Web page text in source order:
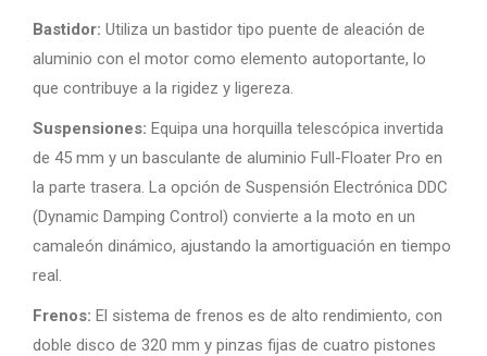
Bastidor: Utiliza un bastidor tipo puente de aleación de
aluminio con el motor como elemento autoportante, lo
que contribuye a la rigidez y ligereza.
Suspensiones: Equipa una horquilla telescópica invertida
de 45 mm y un basculante de aluminio Full-Floater Pro en
la parte trasera. La opción de Suspensión Electrónica DDC
(Dynamic Damping Control) convierte a la moto en un
camaleón dinámico, ajustando la amortiguación en tiempo
real.
Frenos: El sistema de frenos es de alto rendimiento, con
doble disco de 320 mm y pinzas fijas de cuatro pistones